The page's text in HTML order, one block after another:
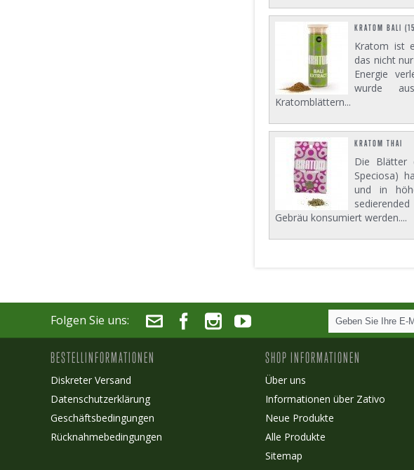
KRATOM BALI
Kratom ist
das nicht
Energie
wurde
Kratomblättern...
KRATOM THAI
Die Blätter
Speciosa)
und in
Gebräu konsumiert werden....
Folgen Sie uns:
BESTELLINFORMATIONEN
Diskreter Versand
Datenschutzerklärung
Geschäftsbedingungen
Rücknahmebedingungen
SHOP INFORMATIONEN
Über uns
Informationen über Zativo
Neue Produkte
Alle Produkte
Sitemap